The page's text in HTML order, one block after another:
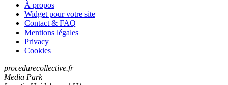
À propos
Widget pour votre site
Contact & FAQ
Mentions légales
Privacy
Cookies
procedurecollective.fr
Media Park